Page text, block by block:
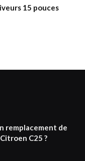
15 pouces
remplacement de
C25 ?